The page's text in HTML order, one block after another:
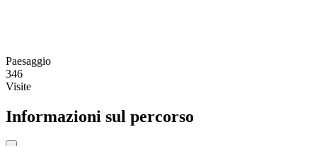
Paesaggio
346
Visite
Informazioni sul percorso